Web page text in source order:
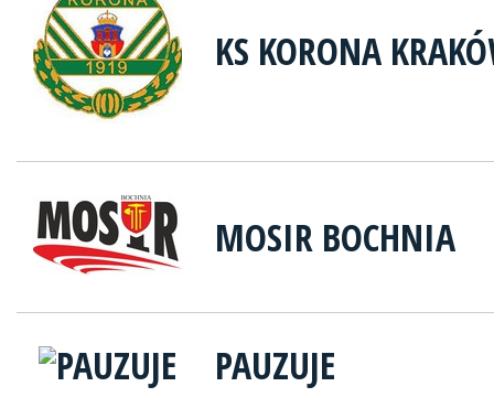
KS KORONA
MOSIR BOCHNIA
PAUZUJE